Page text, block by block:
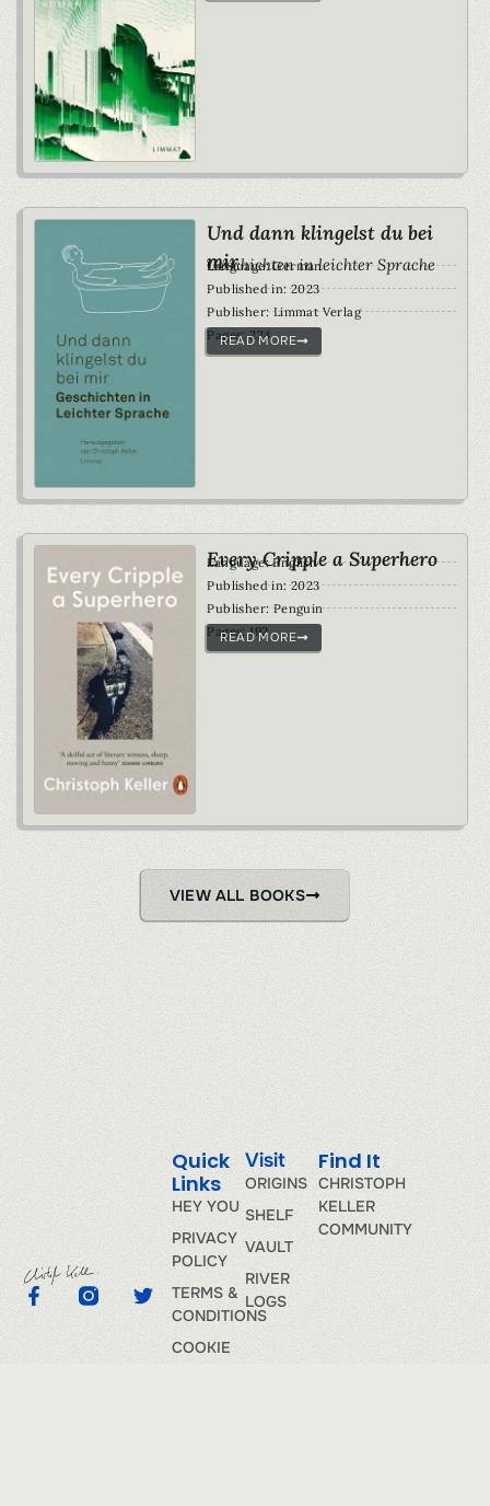
Und dann klingelst du bei
mir
Geschichten in leichter Sprache
Language: German
Published in: 2023
Publisher: Limmat Verlag
Pages: 224
READ MORE
Every Cripple a Superhero
Language: English
Published in: 2023
Publisher: Penguin
Pages: 192
READ MORE
VIEW ALL BOOKS
Visit
ORIGINS
SHELF
VAULT
RIVER
LOGS
Quick
Links
HEY YOU
PRIVACY
POLICY
TERMS &
CONDITIONS
COOKIE
Find It
CHRISTOPH
KELLER
COMMUNITY